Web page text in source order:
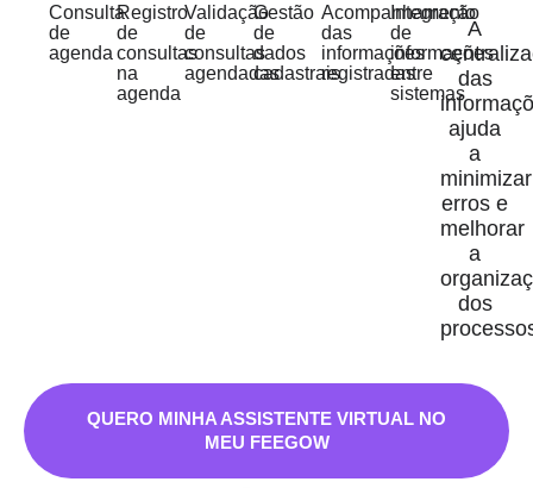
Consulta
de
agenda
Registro
de
consultas
na
agenda
Validação
de
consultas
agendadas
Gestão
de
dados
cadastrais
Acompanhamento
das
informações
registradas
Integração
de
informações
entre
sistemas
A
das
ajuda
a
minimizar
erros e
melhorar
a
dos
QUERO MINHA ASSISTENTE VIRTUAL NO
MEU FEEGOW